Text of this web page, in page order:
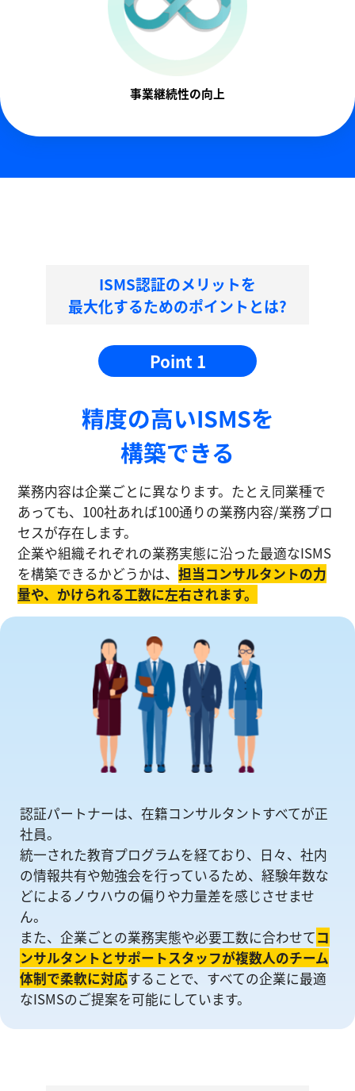
事業継続性の向上
ISMS認証のメリットを
最大化するためのポイントとは?
Point 1
精度の⾼いISMSを
構築できる
業務内容は企業ごとに異なります。たとえ同業種で
あっても、100社あれば100通りの業務内容/業務プロ
セスが存在します。
企業や組織それぞれの業務実態に沿った最適なISMS
を構築できるかどうかは、担当コンサルタントの⼒
量や、かけられる工数に左右されます。
認証パートナーは、在籍コンサルタントすべてが正
社員。
統一された教育プログラムを経ており、日々、社内
の情報共有や勉強会を⾏っているため、経験年数な
どによるノウハウの偏りや⼒量差を感じさせませ
ん。
また、企業ごとの業務実態や必要工数に合わせてコ
ンサルタントとサポートスタッフが複数人のチーム
体制で柔軟に対応することで、すべての企業に最適
なISMSのご提案を可能にしています。